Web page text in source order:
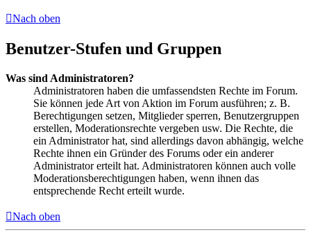
Nach oben
Benutzer-Stufen und Gruppen
Was sind Administratoren?
Administratoren haben die umfassendsten Rechte im Forum.
Sie können jede Art von Aktion im Forum ausführen; z. B.
Berechtigungen setzen, Mitglieder sperren, Benutzergruppen
erstellen, Moderationsrechte vergeben usw. Die Rechte, die
ein Administrator hat, sind allerdings davon abhängig, welche
Rechte ihnen ein Gründer des Forums oder ein anderer
Administrator erteilt hat. Administratoren können auch volle
Moderationsberechtigungen haben, wenn ihnen das
entsprechende Recht erteilt wurde.
Nach oben